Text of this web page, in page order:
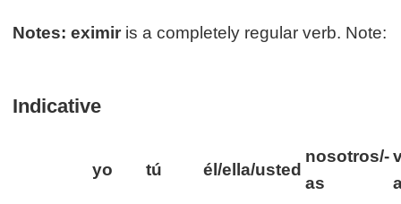
Notes: eximir is a completely regular verb. Note:
Indicative
yo tú él/ella/usted
nosotros/-
as